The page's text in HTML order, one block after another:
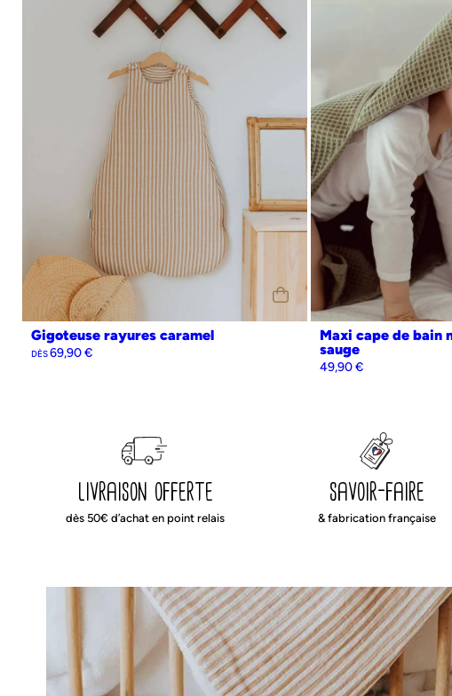
0-6 mois (70cm)
6-24 mois (90cm)
24-36 mois (110cm)
Personnalisation Non
Gigoteuse rayures caramel
DÈS69,90€
Maxi cape de bain
sauge
49,90€
livraison offerte
dès 50€ d’achat en point relais
savoir-faire
& fabrication française